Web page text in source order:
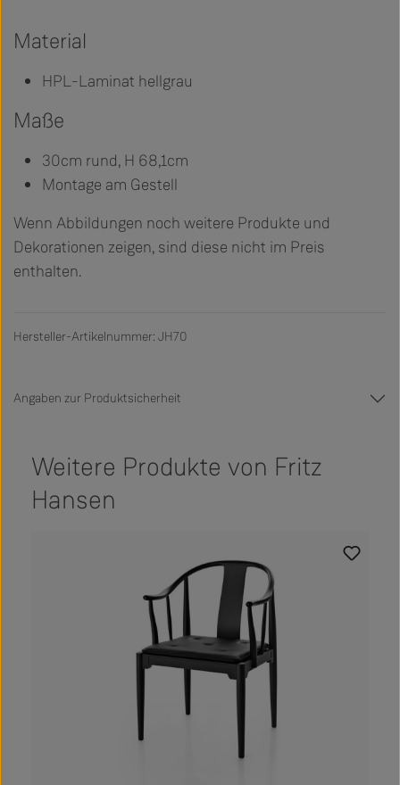
Material
HPL-Laminat hellgrau
Maße
30cm rund, H 68,1cm
Montage am Gestell
Wenn Abbildungen noch weitere Produkte und
Dekorationen zeigen, sind diese nicht im Preis
enthalten.
Hersteller-Artikelnummer: JH70
Angaben zur Produktsicherheit
Weitere Produkte von Fritz
Hansen